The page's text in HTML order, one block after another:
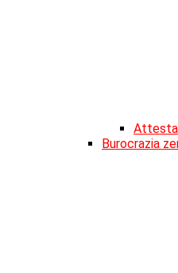
Burocrazia